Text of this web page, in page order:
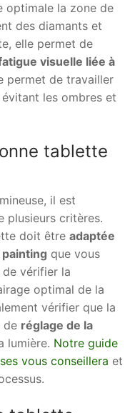
optimale la zone de
des diamants et
elle permet de
visuelle liée à
permet de travailler
les ombres et
tablette
il est
plusieurs critères.
doit être adaptée
que vous
vérifier la
optimal de la
vérifier que la
de réglage de la
lumière. Notre guide
vous conseillera et